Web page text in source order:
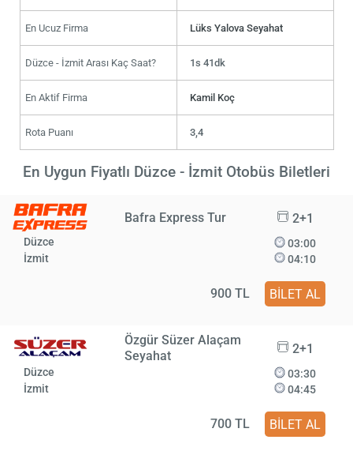
En Ucuz Firma Lüks Yalova Seyahat
Düzce - İzmit Arası Kaç Saat? 1s 41dk
En Aktif Firma Kamil Koç
Rota Puanı 3,4
En Uygun Fiyatlı Düzce - İzmit Otobüs Biletleri
Bafra Express Tur 2+1
Düzce
İzmit
03:00
04:10
900 TL BİLET AL
Özgür Süzer Alaçam
Seyahat
2+1
Düzce
İzmit
03:30
04:45
700 TL BİLET AL